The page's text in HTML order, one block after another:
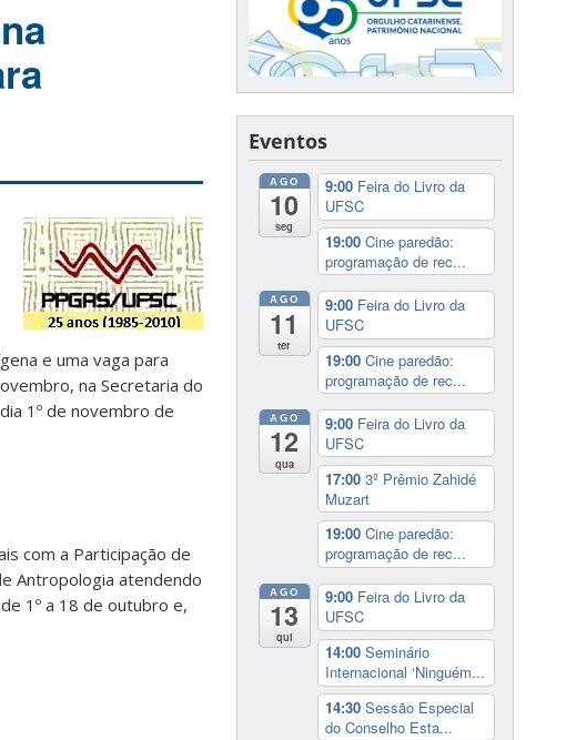
e uma vaga para
na Secretaria do
1º de novembro de
com a Participação de
Antropologia atendendo
1º a 18 de outubro e,
Eventos
AGO
10
seg
9:00 Feira do Livro da
UFSC
19:00 Cine paredão:
programação de rec...
AGO
11
ter
9:00 Feira do Livro da
UFSC
19:00 Cine paredão:
programação de rec...
AGO
12
qua
9:00 Feira do Livro da
UFSC
17:00 3º Prêmio Zahidé
Muzart
19:00 Cine paredão:
programação de rec...
AGO
13
qui
9:00 Feira do Livro da
UFSC
14:00 Seminário
Internacional ‘Ninguém...
14:30 Sessão Especial
do Conselho Esta...